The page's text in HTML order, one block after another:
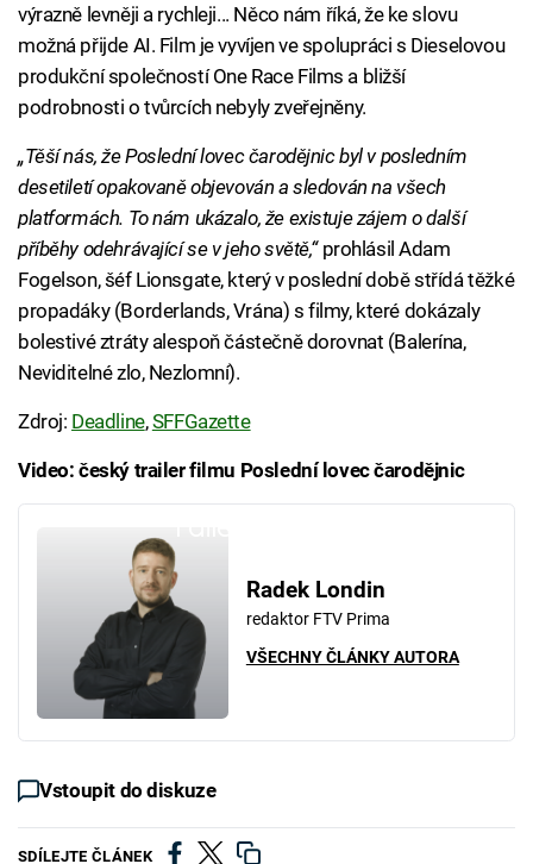
výrazně levněji a rychleji... Něco nám říká, že ke slovu
možná přijde AI. Film je vyvíjen ve spolupráci s Dieselovou
produkční společností One Race Films a bližší
podrobnosti o tvůrcích nebyly zveřejněny.
„Těší nás, že Poslední lovec čarodějnic byl v posledním
desetiletí opakovaně objevován a sledován na všech
platformách. To nám ukázalo, že existuje zájem o další
příběhy odehrávající se v jeho světě,“ prohlásil Adam
Fogelson, šéf Lionsgate, který v poslední době střídá těžké
propadáky (Borderlands, Vrána) s filmy, které dokázaly
bolestivé ztráty alespoň částečně dorovnat (Balerína,
Neviditelné zlo, Nezlomní).
Zdroj: Deadline,SFFGazette
Video: český trailer filmu Poslední lovec čarodějnic
Radek Londin
redaktor FTV Prima
VŠECHNY ČLÁNKY AUTORA
Vstoupit do diskuze
SDÍLEJTE ČLÁNEK